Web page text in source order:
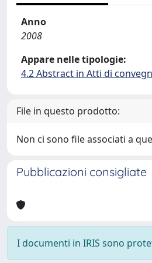
Anno
2008
Appare nelle tipologie:
4.2 Abstract in Atti di
File in questo prodotto:
Non ci sono file associati a
Pubblicazioni consigliate
I documenti in IRIS sono